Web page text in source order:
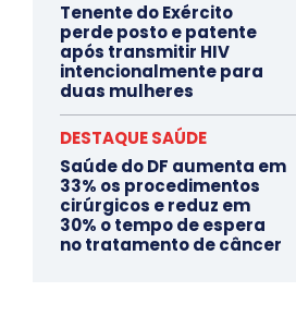
Tenente do Exército
perde posto e patente
após transmitir HIV
intencionalmente para
duas mulheres
DESTAQUE SAÚDE
Saúde do DF aumenta em
33% os procedimentos
cirúrgicos e reduz em
30% o tempo de espera
no tratamento de câncer